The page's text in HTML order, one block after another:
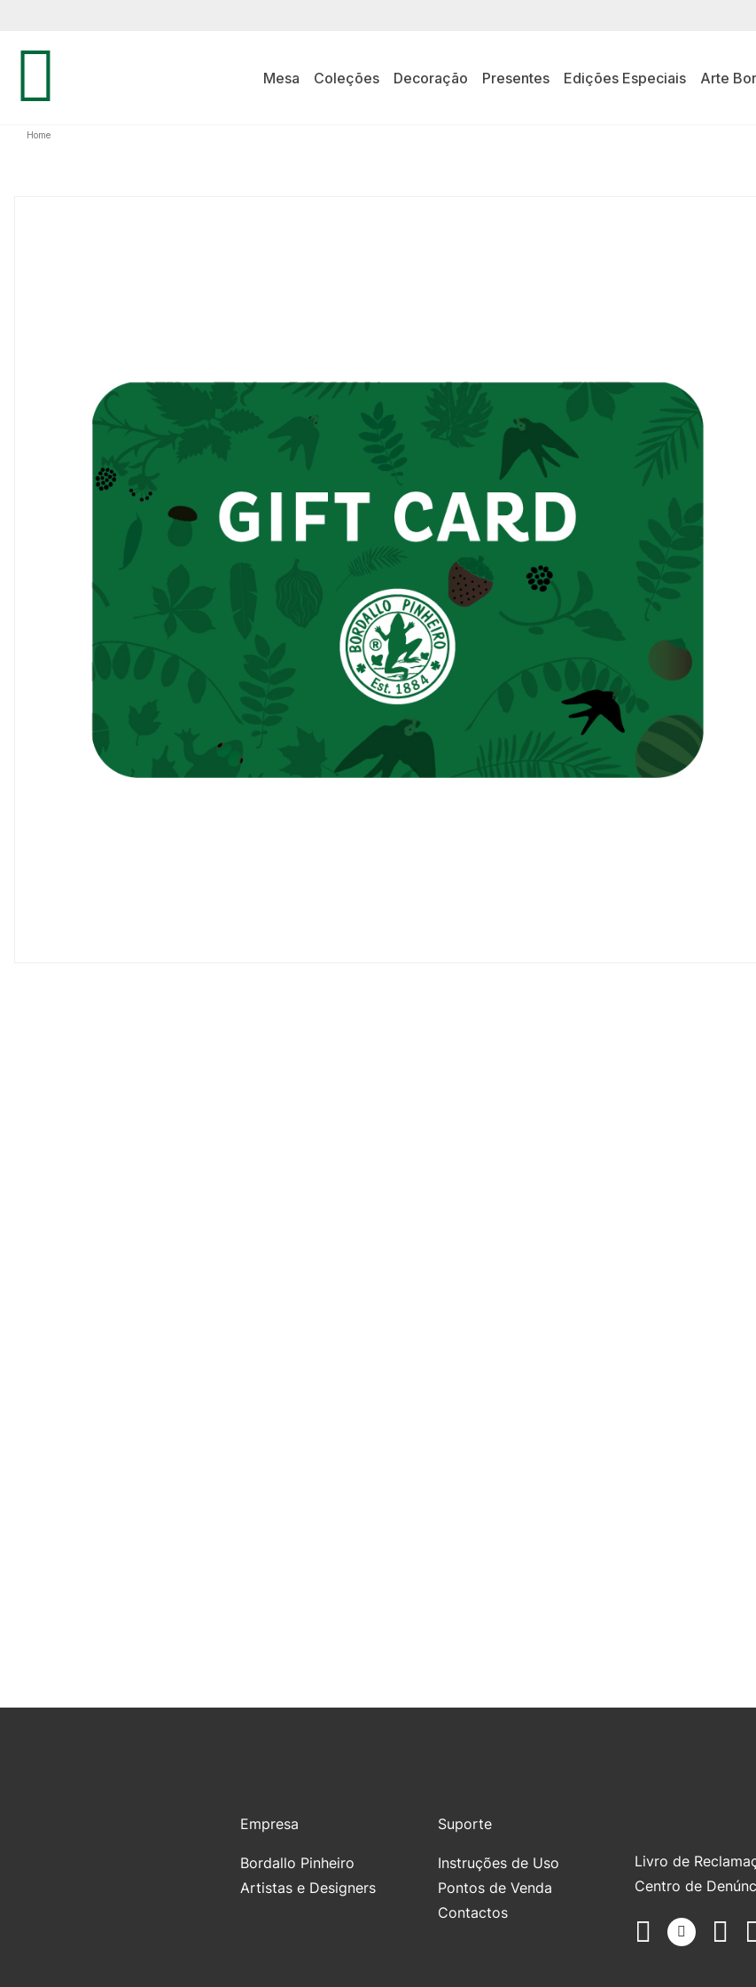
Mesa Coleções Decoração Presentes Edições Especiais Arte
Home
Empresa
Bordallo Pinheiro
Artistas e Designers
Suporte
Instruções de Uso
Pontos de Venda
Contactos
Livro de
Centro de